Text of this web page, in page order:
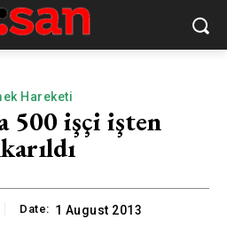
Hareketi
500 işçi işten
Date: 1 August 2013